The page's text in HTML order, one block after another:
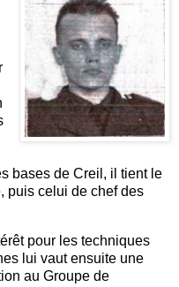
bases de Creil, il tient le
puis celui de chef des
pour les techniques
lui vaut ensuite une
au Groupe de